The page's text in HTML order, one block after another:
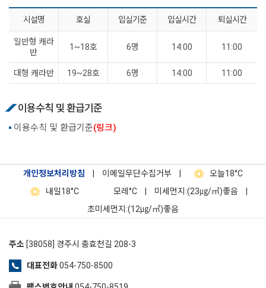
시설명 호실 입실기준 입실시간 퇴실시간
일반형 캐라
반
1~18호 6명 14:00 11:00
대형 캐라반 19~28호 6명 14:00 11:00
이용수칙 및 환급기준
이용수칙 및 환급기준(링크)
개인정보처리방침 이메일무단수집거부 오늘18°C
내일18°C 모레 °C 미세먼지:(23㎍/㎥)좋음
초미세먼지:(12㎍/㎥)좋음
주소 [38058] 경주시 충효천길 208-3
대표전화054-750-8500